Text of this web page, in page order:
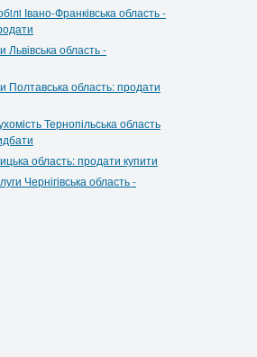
Івано-Франківська область -
Львівська область -
Полтавська область: продати
Тернопільська область
область: продати купити
Чернігівська область -